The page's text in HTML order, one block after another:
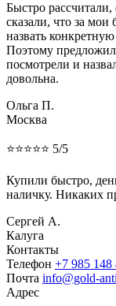
Быстро
сказали, что за
назвать
Поэтому
посмотрели и
довольна.
Ольга П.
Москва
⭐⭐⭐⭐⭐ 5/5
Купили быстро,
наличку. Никаких
Сергей А.
Калуга
Контакты
Телефон +7 985 148
Почта info@gold-
Адрес